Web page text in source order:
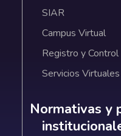
SIAR
Campus Virtual
Registro y Control
Servicios Virtuales
Normativas y